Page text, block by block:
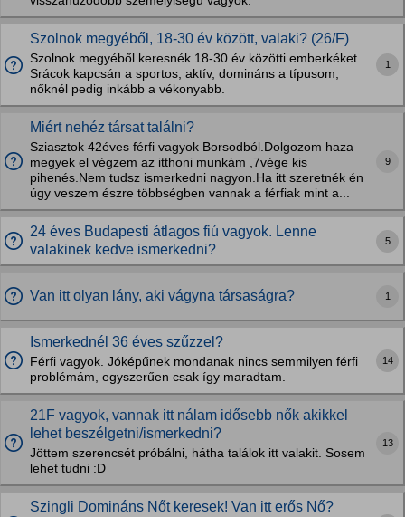
Szolnok megyéből, 18-30 év között, valaki? (26/F)
Szolnok megyéből keresnék 18-30 év közötti emberkéket.
Srácok kapcsán a sportos, aktív, domináns a típusom,
nőknél pedig inkább a vékonyabb.
1
Miért nehéz társat találni?
Sziasztok 42éves férfi vagyok Borsodból.Dolgozom haza
megyek el végzem az itthoni munkám ,7vége kis
pihenés.Nem tudsz ismerkedni nagyon.Ha itt szeretnék én
úgy veszem észre többségben vannak a férfiak mint a...
9
24 éves Budapesti átlagos fiú vagyok. Lenne
valakinek kedve ismerkedni?
5
Van itt olyan lány, aki vágyna társaságra? 1
Ismerkednél 36 éves szűzzel?
Férfi vagyok. Jóképűnek mondanak nincs semmilyen férfi
problémám, egyszerűen csak így maradtam.
14
21F vagyok, vannak itt nálam idősebb nők akikkel
lehet beszélgetni/ismerkedni?
Jöttem szerencsét próbálni, hátha találok itt valakit. Sosem
lehet tudni :D
13
Szingli Domináns Nőt keresek! Van itt erős Nő?